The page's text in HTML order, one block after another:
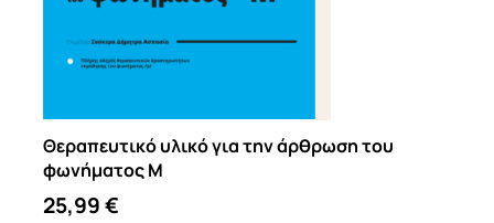
Θεραπευτικό υλικό για την άρθρωση του
φωνήματος Μ
25,99€